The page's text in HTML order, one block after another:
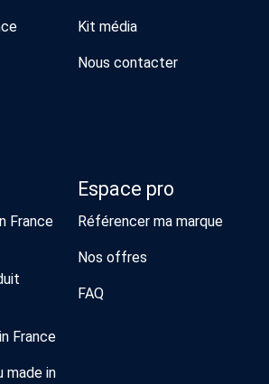
Kit média
Nous contacter
France
France
made in
Espace pro
Référencer ma marque
Nos offres
FAQ